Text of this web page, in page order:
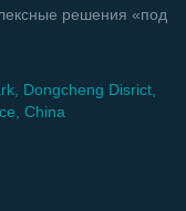
решения «под
Dongcheng Disrict,
China